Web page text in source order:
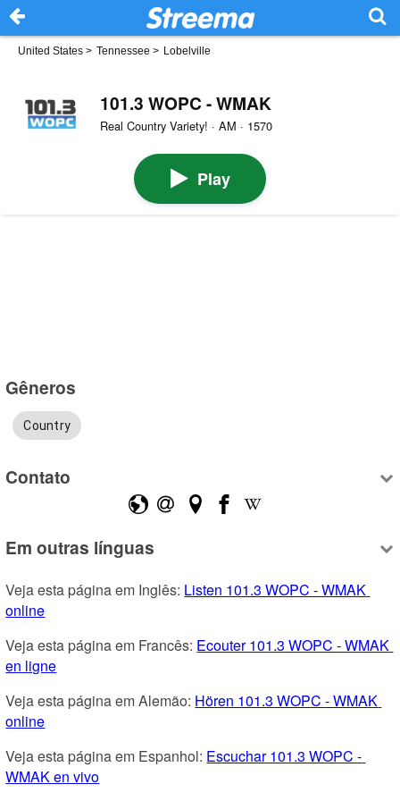
United States > Tennessee > Lobelville
101.3 WOPC - WMAK
Real Country Variety! · AM · 1570
Play
Gêneros
Country
Contato
Em outras línguas
Veja esta página em Inglês: Listen 101.3 WOPC - WMAK
online
Veja esta página em Francês: Ecouter 101.3 WOPC - WMAK
en ligne
Veja esta página em Alemão: Hören 101.3 WOPC - WMAK
online
Veja esta página em Espanhol: Escuchar 101.3 WOPC -
WMAK en vivo